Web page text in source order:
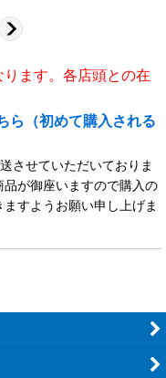
ます。各店頭との在
ら（初めて購入される
させていただいておりま
が御座いますので購入の
すようお願い申し上げま